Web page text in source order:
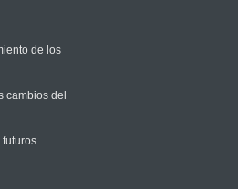
de los
cambios del